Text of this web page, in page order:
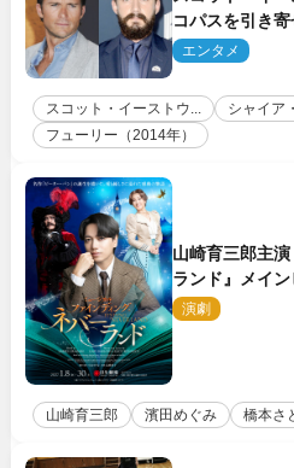
コパスを引き
との過去作で
エンタメ
スコット・イーストウ...
シャイア
フューリー（2014年）
山崎育三郎主
ランド』メイ
禁！
演劇
山崎育三郎 濱田めぐみ 橋本さ